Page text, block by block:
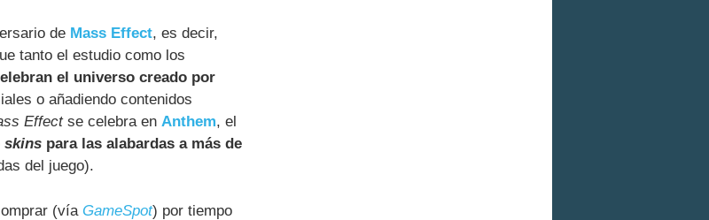
de Mass Effect, es decir,
tanto el estudio como los
el universo creado por
o añadiendo contenidos
Effectse celebra en Anthem, el
skins para las alabardas a más de
del juego).
(vía GameSpot) por tiempo